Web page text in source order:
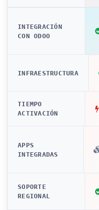
INTEGRACIÓN
CON ODOO
INFRAESTRUCTURA
TIEMPO
ACTIVACIÓN
APPS
INTEGRADAS
SOPORTE
REGIONAL